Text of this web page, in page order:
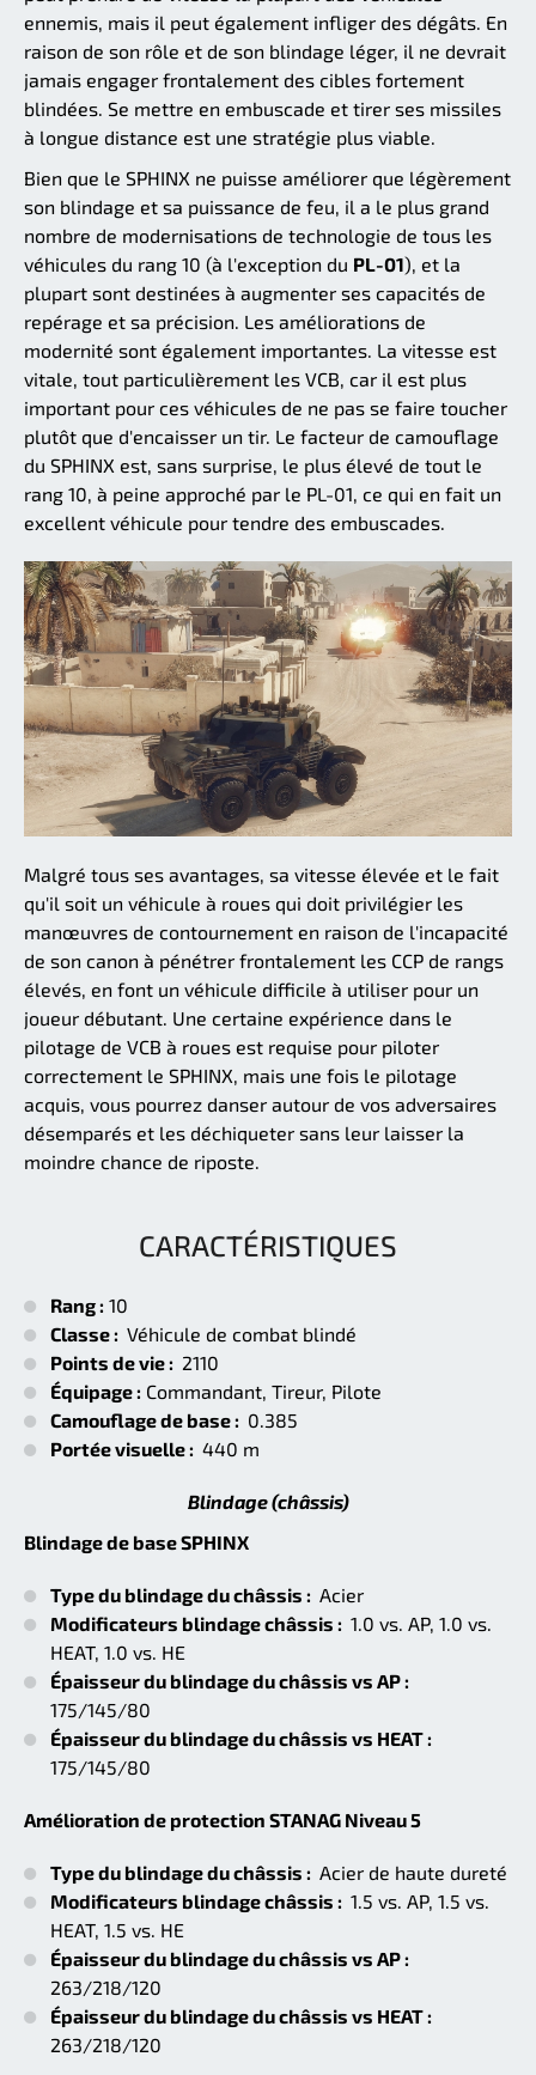
ennemis, mais il peut également infliger des dégâts. En
raison de son rôle et de son blindage léger, il ne devrait
jamais engager frontalement des cibles fortement
blindées. Se mettre en embuscade et tirer ses missiles
à longue distance est une stratégie plus viable.
Bien que le SPHINX ne puisse améliorer que légèrement
son blindage et sa puissance de feu, il a le plus grand
nombre de modernisations de technologie de tous les
véhicules du rang 10 (à l'exception du PL-01), et la
plupart sont destinées à augmenter ses capacités de
repérage et sa précision. Les améliorations de
modernité sont également importantes. La vitesse est
vitale, tout particulièrement les VCB, car il est plus
important pour ces véhicules de ne pas se faire toucher
plutôt que d'encaisser un tir. Le facteur de camouflage
du SPHINX est, sans surprise, le plus élevé de tout le
rang 10, à peine approché par le PL-01, ce qui en fait un
excellent véhicule pour tendre des embuscades.
Malgré tous ses avantages, sa vitesse élevée et le fait
qu'il soit un véhicule à roues qui doit privilégier les
manœuvres de contournement en raison de l'incapacité
de son canon à pénétrer frontalement les CCP de rangs
élevés, en font un véhicule difficile à utiliser pour un
joueur débutant. Une certaine expérience dans le
pilotage de VCB à roues est requise pour piloter
correctement le SPHINX, mais une fois le pilotage
acquis, vous pourrez danser autour de vos adversaires
désemparés et les déchiqueter sans leur laisser la
moindre chance de riposte.
CARACTÉRISTIQUES
Rang : 10
Classe : Véhicule de combat blindé
Points de vie : 2110
Équipage : Commandant, Tireur, Pilote
Camouflage de base : 0.385
Portée visuelle : 440 m
Blindage (châssis)
Blindage de base SPHINX
Type du blindage du châssis : Acier
Modificateurs blindage châssis : 1.0 vs. AP, 1.0 vs.
HEAT, 1.0 vs. HE
Épaisseur du blindage du châssis vs AP :
175/145/80
Épaisseur du blindage du châssis vs HEAT :
175/145/80
Amélioration de protection STANAG Niveau 5
Type du blindage du châssis : Acier de haute dureté
Modificateurs blindage châssis : 1.5 vs. AP, 1.5 vs.
HEAT, 1.5 vs. HE
Épaisseur du blindage du châssis vs AP :
263/218/120
Épaisseur du blindage du châssis vs HEAT :
263/218/120